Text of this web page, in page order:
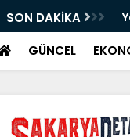
SON DAKİKA
GÜNCEL